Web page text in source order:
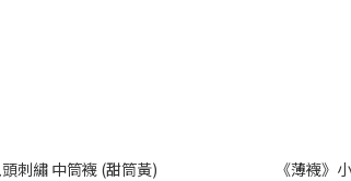
《薄襪》小鬼頭刺繡 中筒襪 (甜筒黃)